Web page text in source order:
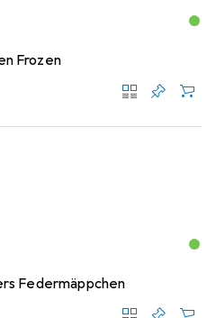
Frozen
Federmäppchen